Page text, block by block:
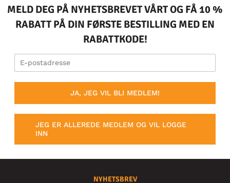
MELD DEG PÅ NYHETSBREVET VÅRT OG FÅ 10 %
RABATT PÅ DIN FØRSTE BESTILLING MED EN
RABATTKODE!
JA, JEG VIL BLI MEDLEM!
JEG ER ALLEREDE MEDLEM OG VIL LOGGE
INN
NYHETSBREV